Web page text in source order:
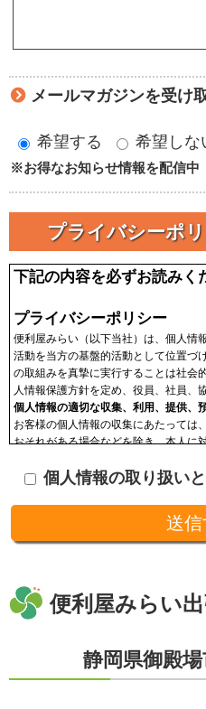
メールマガジンを受け
希望する 希望しな
※お得なお知らせ情報を配信中
プライバシーポ
下記の内容を必ずお読みく
プライバシーポリシー
便利屋みらい（以下当社）は、個人情
活動を当方の基盤的活動として位置づ
の取組みを真摯に実行することは社会
人情報保護方針を定め、役員、社員、
個人情報の適切な収集、利用、提供、
お客様の個人情報の収集にあたっては
おそれがある場合などを除き、本人に
範囲を限定し、適切に取り扱います
十分な個人情報保護の水準を備える者
準を守るよう定めた上で、指導・管理
す。個人情報の滅失、き損、漏えいお
是正。当方は、お客様の個人情報を厳
情報の取扱いと運用に関する具体的ル
個人情報に関する法令およびその他の
当社の役員、社員、協働者は、個人情
個人情報の取り扱い
便利屋みらい
静岡県御殿